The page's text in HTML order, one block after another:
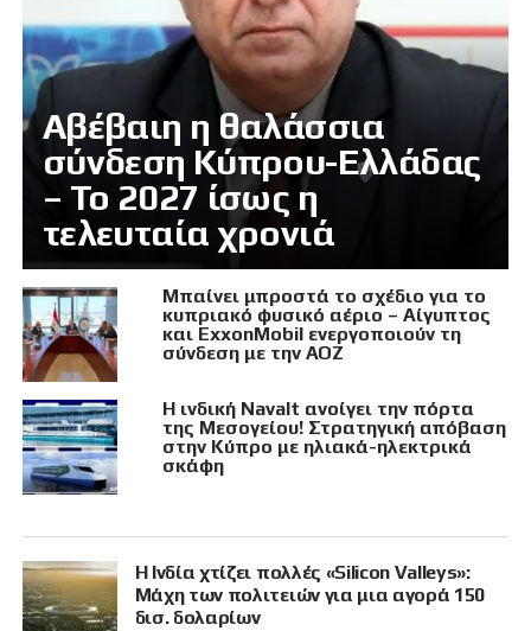
Αβέβαιη η θαλάσσια
σύνδεση Κύπρου-Ελλάδας
– Το 2027 ίσως η
τελευταία χρονιά
Μπαίνει μπροστά το σχέδιο για το
κυπριακό φυσικό αέριο – Αίγυπτος
και ExxonMobil ενεργοποιούν τη
σύνδεση με την ΑΟΖ
Η ινδική Navalt ανοίγει την πόρτα
της Μεσογείου! Στρατηγική απόβαση
στην Κύπρο με ηλιακά-ηλεκτρικά
σκάφη
Η Ινδία χτίζει πολλές «Silicon Valleys»:
Μάχη των πολιτειών για μια αγορά 150
δισ. δολαρίων